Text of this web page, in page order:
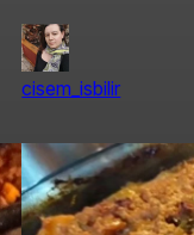
cisem_isbilir